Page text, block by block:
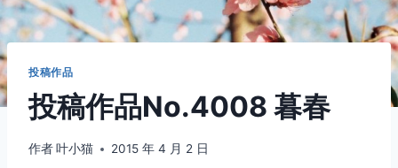
投稿作品
投稿作品No.4008 暮春
作者叶小猫 2015 年 4 月 2 日